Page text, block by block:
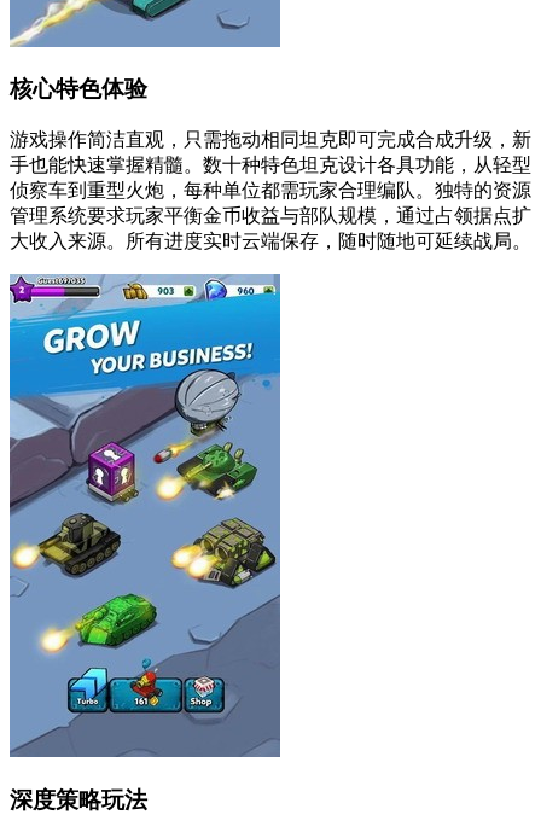
核心特色体验
游戏操作简洁直观，只需拖动相同坦克即可完成合成升级，新
手也能快速掌握精髓。数十种特色坦克设计各具功能，从轻型
侦察车到重型火炮，每种单位都需玩家合理编队。独特的资源
管理系统要求玩家平衡金币收益与部队规模，通过占领据点扩
大收入来源。所有进度实时云端保存，随时随地可延续战局。
深度策略玩法